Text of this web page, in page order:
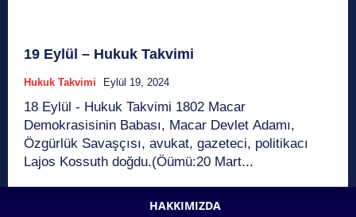
19 Eylül – Hukuk Takvimi
Hukuk Takvimi Eylül 19, 2024
18 Eylül - Hukuk Takvimi 1802 Macar
Demokrasisinin Babası, Macar Devlet Adamı,
Özgürlük Savaşçısı, avukat, gazeteci, politikacı
Lajos Kossuth doğdu.(Öümü:20 Mart...
HAKKIMIZDA